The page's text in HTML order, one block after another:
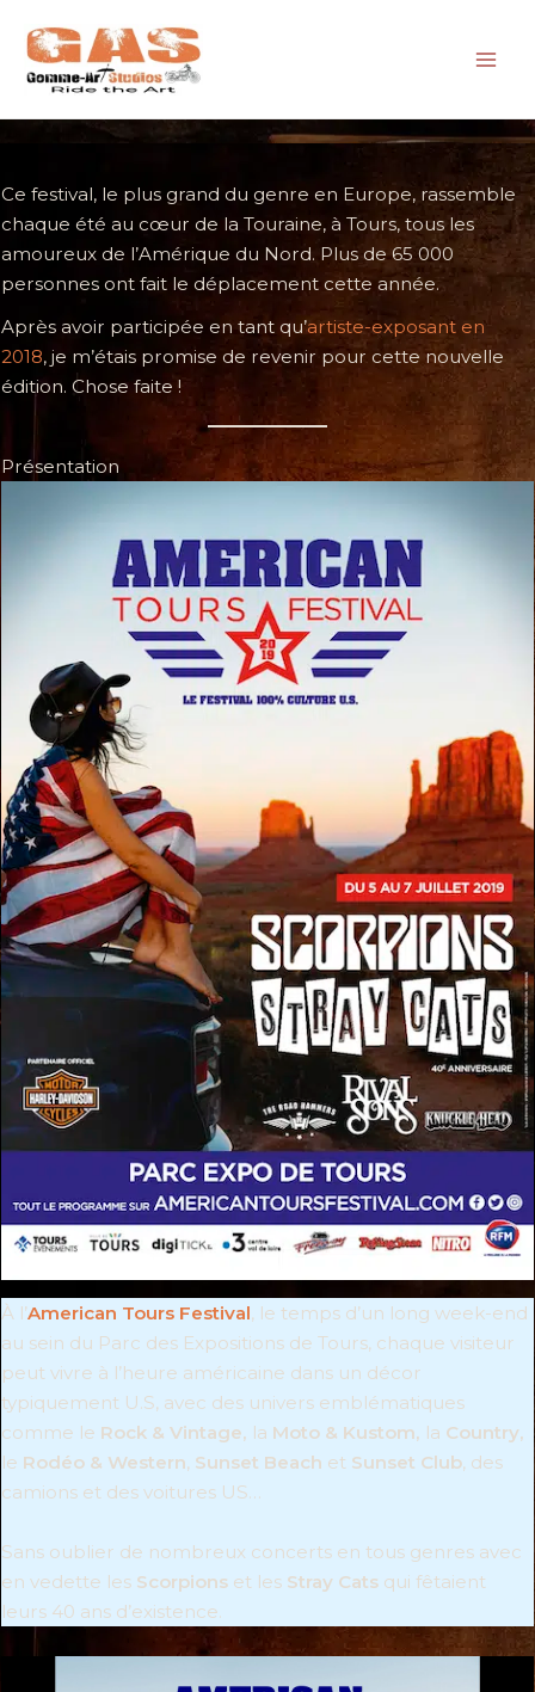
contenu
Ce festival, le plus grand du genre en Europe, rassemble
chaque été au cœur de la Touraine, à Tours, tous les
amoureux de l’Amérique du Nord. Plus de 65 000
personnes ont fait le déplacement cette année.
Après avoir participée en tant qu’artiste-exposant en
2018, je m’étais promise de revenir pour cette nouvelle
édition. Chose faite !
Présentation
À l’American Tours Festival, le temps d’un long week-end
au sein du Parc des Expositions de Tours, chaque visiteur
peut vivre à l’heure américaine dans un décor
typiquement U.S, avec des univers emblématiques
comme le Rock & Vintage, la Moto & Kustom, la Country,
le Rodéo & Western, Sunset Beach et Sunset Club, des
camions et des voitures US…
Sans oublier de nombreux concerts en tous genres avec
en vedette les Scorpions et les Stray Cats qui fêtaient
leurs 40 ans d’existence.